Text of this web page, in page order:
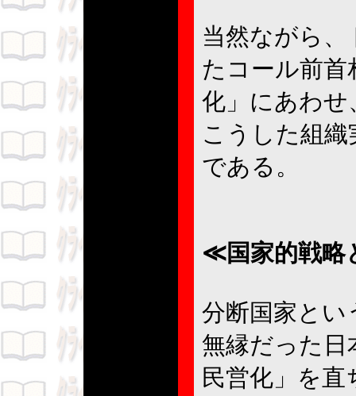
当然ながら
たコール前首
化」にあわせ
こうした組
である。
≪国家的戦略
分断国家とい
無縁だった
民営化」を直